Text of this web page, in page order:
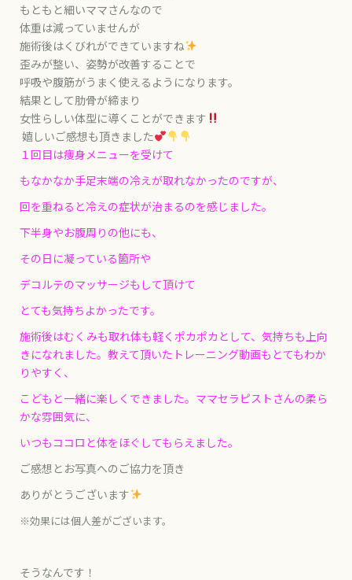
もともと細いママさんなので
体重は減っていませんが
施術後はくびれができていますね
歪みが整い、姿勢が改善することで
呼吸や腹筋がうまく使えるようになります。
結果として肋骨が締まり
女性らしい体型に導くことができます
嬉しいご感想も頂きました
１回目は痩身メニューを受けて
もなかなか手足末端の冷えが取れなかったのですが、
回を重ねると冷えの症状が治まるのを感じました。
下半身やお腹周りの他にも、
その日に凝っている箇所や
デコルテのマッサージもして頂けて
とても気持ちよかったです。
施術後はむくみも取れ体も軽くポカポカとして、気持ちも上向
きになれました。教えて頂いたトレーニング動画もとてもわか
りやすく、
こどもと一緒に楽しくできました。ママセラピストさんの柔ら
かな雰囲気に、
いつもココロと体をほぐしてもらえました。
ご感想とお写真へのご協力を頂き
ありがとうございます
※効果には個人差がございます。
そうなんです！